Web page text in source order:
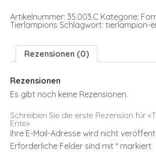
Artikelnummer: 35.003.C Kategorie:
Tierlampions Schlagwort: tierlampion-
Rezensionen (0)
Rezensionen
Es gibt noch keine Rezensionen.
Schreiben Sie die erste Rezension für
Ente»
Ihre E-Mail-Adresse wird nicht
Erforderliche Felder sind mit * markiert